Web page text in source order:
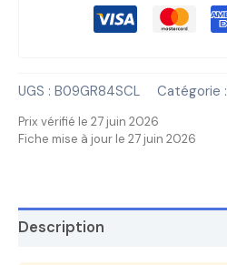
UGS : B09GR84SCL Catégorie :
Prix vérifié le 27 juin 2026
Fiche mise à jour le 27 juin 2026
Description